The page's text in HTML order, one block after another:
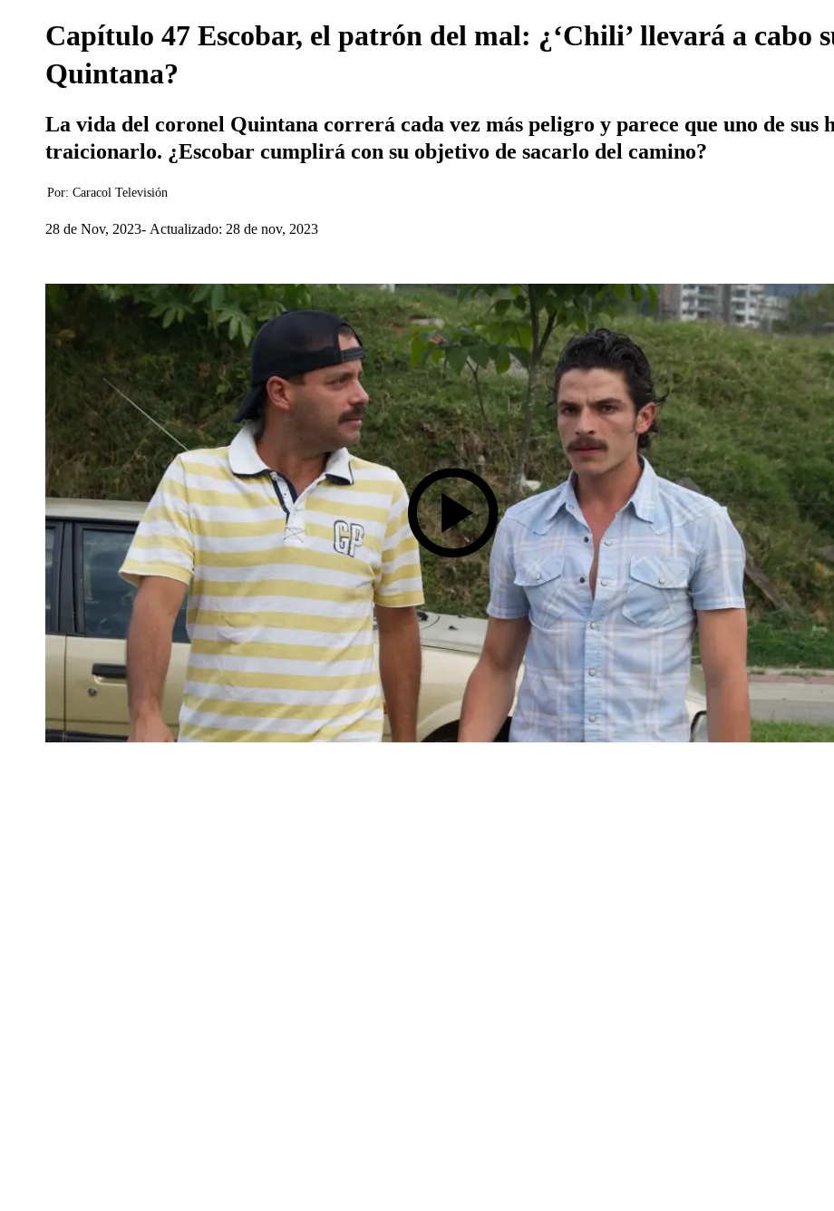
Capítulo 47 Escobar, el patrón del mal: ¿‘Chili’ llevará a cabo
Quintana?
La vida del coronel Quintana correrá cada vez más peligro y parece que uno de sus
traicionarlo. ¿Escobar cumplirá con su objetivo de sacarlo del camino?
Por: Caracol Televisión
28 de Nov, 2023 Actualizado: 28 de nov, 2023